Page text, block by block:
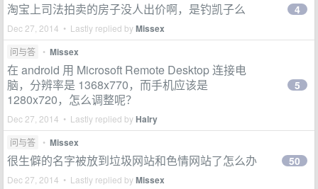
淘宝上司法拍卖的房子没人出价啊，是钓凯子么
Dec 27, 2014 • Lastly replied byMissex
4
问与答 • Missex
在 android 用 Microsoft Remote Desktop 连接电
脑，分辨率是 1368x770，而手机应该是
1280x720，怎么调整呢？
Dec 27, 2014 • Lastly replied byHalry
5
问与答 • Missex
很生僻的名字被放到垃圾网站和色情网站了怎么办
Dec 27, 2014 • Lastly replied byMissex
50